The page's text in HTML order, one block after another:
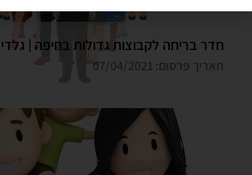
חדר בריחה לקבוצות גדולות בחיפה |
תאריך פרסום: 07/04/2021